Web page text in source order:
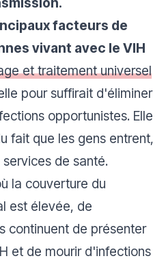
facteurs de
vivant avec le VIH
et traitement universel
pour suffirait d'éliminer
opportunistes. Elle
fait que les gens entrent,
de santé.
la couverture du
est élevée, de
continuent de présenter
et de mourir d'infections